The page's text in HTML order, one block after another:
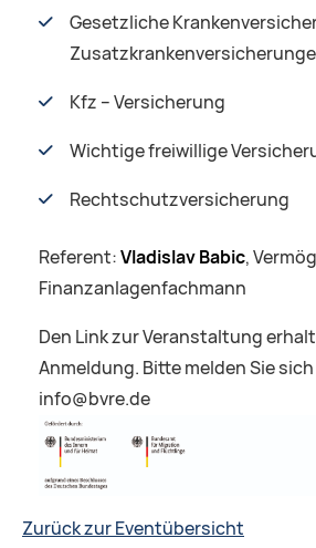
Gesetzliche
Kfz – Versicherung
Wichtige freiwillige
Rechtschutzversicherung
Referent:Vladislav Babic,
Finanzanlagenfachmann
Den Link zur Veranstaltung
Anmeldung. Bitte melden Sie
info@bvre.de
Zurück zur Eventübersicht